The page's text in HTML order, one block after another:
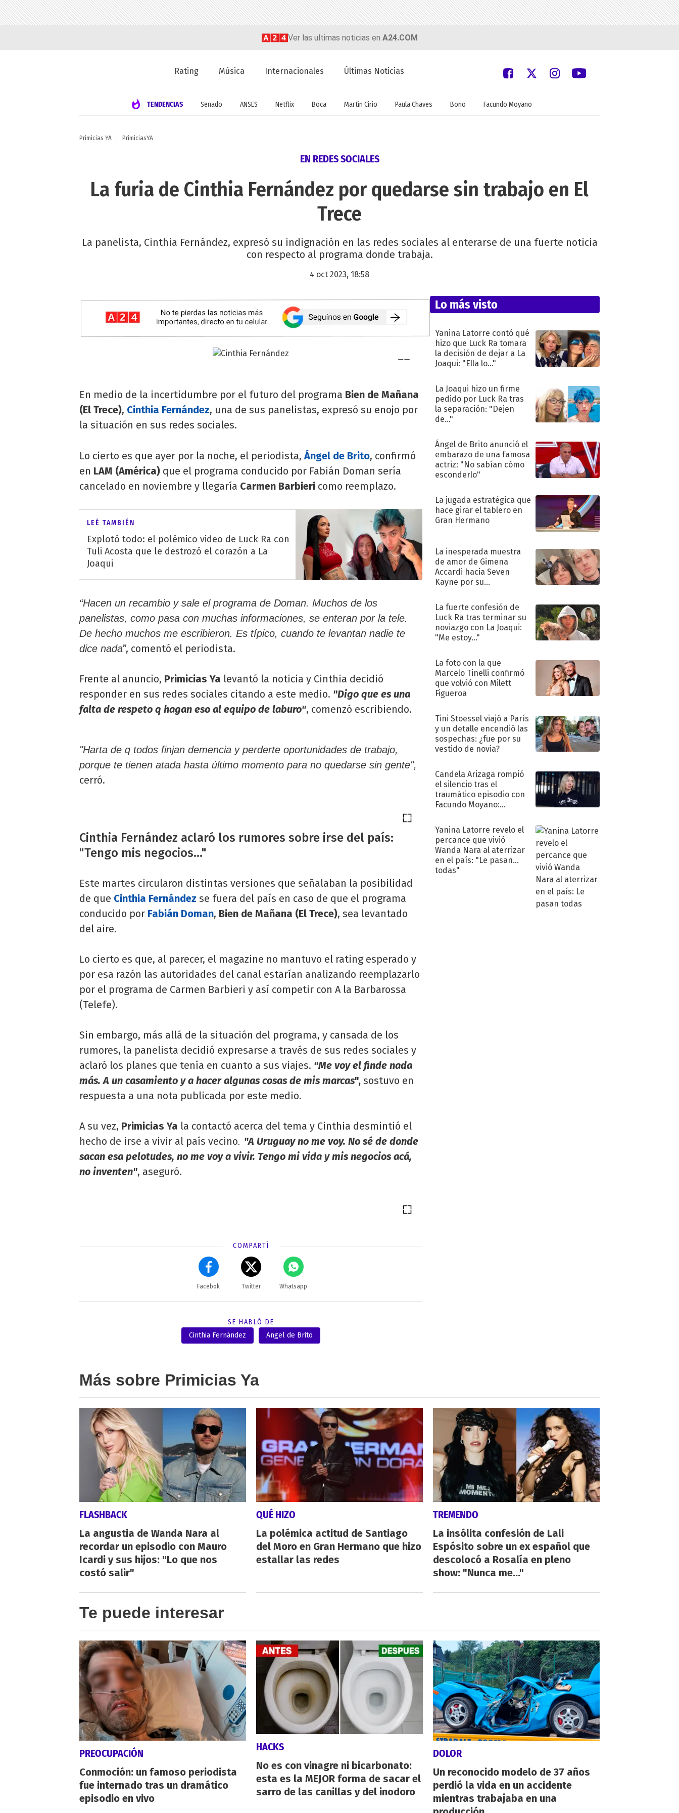
Ver las ultimas noticias en A24.COM
Rating Música Internacionales Últimas Noticias
TENDENCIAS Senado ANSES Netflix Boca Martín Cirio Paula Chaves Bono Facundo Moyano
Primicias YA PrimiciasYA
EN REDES SOCIALES
La furia de Cinthia Fernández por quedarse sin trabajo en El
Trece
La panelista, Cinthia Fernández, expresó su indignación en las redes sociales al enterarse de una fuerte noticia
con respecto al programa donde trabaja.
4 oct 2023, 18:58
En medio de la incertidumbre por el futuro del programa Bien de Mañana
(El Trece), Cinthia Fernández, una de sus panelistas, expresó su enojo por
la situación en sus redes sociales.
Lo cierto es que ayer por la noche, el periodista,Ángel de Brito, confirmó
en LAM (América) que el programa conducido por Fabián Doman sería
cancelado en noviembre y llegaría Carmen Barbieri como reemplazo.
LEÉ TAMBIÉN
Explotó todo: el polémico video de Luck Ra con
Tuli Acosta que le destrozó el corazón a La
Joaqui
“Hacen un recambio y sale el programa de Doman. Muchos de los
panelistas, como pasa con muchas informaciones, se enteran por la tele.
De hecho muchos me escribieron. Es típico, cuando te levantan nadie te
dice nada”, comentó el periodista.
Frente al anuncio, Primicias Ya levantó la noticia y Cinthia decidió
responder en sus redes sociales citando a este medio. "Digo que es una
falta de respeto q hagan eso al equipo de laburo", comenzó escribiendo.
"Harta de q todos finjan demencia y perderte oportunidades de trabajo,
porque te tienen atada hasta último momento para no quedarse sin gente",
cerró.
Cinthia Fernández aclaró los rumores sobre irse del país:
"Tengo mis negocios..."
Este martes circularon distintas versiones que señalaban la posibilidad
de que Cinthia Fernández se fuera del país en caso de que el programa
conducido por Fabián Doman, Bien de Mañana (El Trece), sea levantado
del aire.
Lo cierto es que, al parecer, el magazine no mantuvo el rating esperado y
por esa razón las autoridades del canal estarían analizando reemplazarlo
por el programa de Carmen Barbieri y así competir con A la Barbarossa
(Telefe).
Sin embargo, más allá de la situación del programa, y cansada de los
rumores, la panelista decidió expresarse a través de sus redes sociales y
aclaró los planes que tenía en cuanto a sus viajes. "Me voy el finde nada
más.A un casamiento y a hacer algunas cosas de mis marcas", sostuvo en
respuesta a una nota publicada por este medio.
A su vez, Primicias Ya la contactó acerca del tema y Cinthia desmintió el
hecho de irse a vivir al país vecino. "A Uruguay no me voy. No sé de donde
sacan esa pelotudes, no me voy a vivir. Tengo mi vida y mis negocios acá,
no inventen", aseguró.
COMPARTÍ
Facebok Twitter Whatsapp
SE HABLÓ DE
Cinthia Fernández
Angel de Brito
Lo más visto
Yanina Latorre contó qué
hizo que Luck Ra tomara
la decisión de dejar a La
Joaqui: "Ella lo..."
La Joaqui hizo un firme
pedido por Luck Ra tras
la separación: "Dejen
de..."
Ángel de Brito anunció el
embarazo de una famosa
actriz: "No sabían cómo
esconderlo"
La jugada estratégica que
hace girar el tablero en
Gran Hermano
La inesperada muestra
de amor de Gimena
Accardi hacia Seven
Kayne por su
La fuerte confesión de
Luck Ra tras terminar su
noviazgo con La Joaqui:
"Me estoy..."
La foto con la que
Marcelo Tinelli confirmó
que volvió con Milett
Figueroa
Tini Stoessel viajó a París
y un detalle encendió las
sospechas: ¿fue por su
vestido de novia?
Candela Arizaga rompió
el silencio tras el
traumático episodio con
Facundo Moyano:
Yanina Latorre revelo el
percance que vivió
Wanda Nara al aterrizar
en el país: "Le pasan
todas"
Más sobre Primicias Ya
FLASHBACK
La angustia de Wanda Nara al
recordar un episodio con Mauro
Icardi y sus hijos: "Lo que nos
costó salir"
QUÉ HIZO
La polémica actitud de Santiago
del Moro en Gran Hermano que hizo
estallar las redes
TREMENDO
La insólita confesión de Lali
Espósito sobre un ex español que
descolocó a Rosalía en pleno
show: "Nunca me..."
Te puede interesar
PREOCUPACIÓN
Conmoción: un famoso periodista
fue internado tras un dramático
episodio en vivo
HACKS
No es con vinagre ni bicarbonato:
esta es la MEJOR forma de sacar el
sarro de las canillas y del inodoro
DOLOR
Un reconocido modelo de 37 años
perdió la vida en un accidente
mientras trabajaba en una